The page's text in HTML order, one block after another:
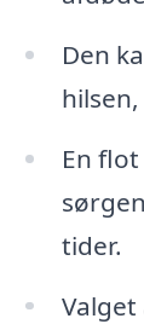
Den
En
tider.